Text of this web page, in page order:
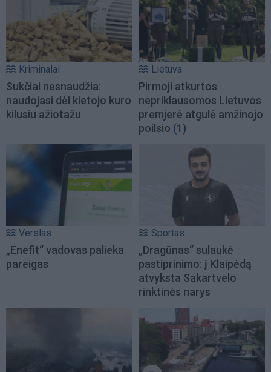
Kriminalai
Sukčiai nesnaudžia:
naudojasi dėl kietojo kuro
kilusiu ažiotažu
Lietuva
Pirmoji atkurtos
nepriklausomos Lietuvos
premjerė atgulė amžinojo
poilsio (1)
Verslas
„Enefit“ vadovas palieka
pareigas
Sportas
„Dragūnas“ sulaukė
pastiprinimo: į Klaipėdą
atvyksta Sakartvelo
rinktinės narys